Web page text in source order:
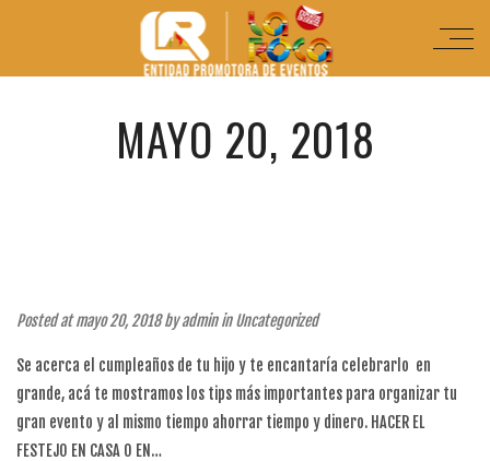
MAYO 20, 2018
Posted at mayo 20, 2018 byadmininUncategorized
Se acerca el cumpleaños de tu hijo y te encantaría celebrarlo en
grande, acá te mostramos los tips más importantes para organizar tu
gran evento y al mismo tiempo ahorrar tiempo y dinero. HACER EL
FESTEJO EN CASA O EN…